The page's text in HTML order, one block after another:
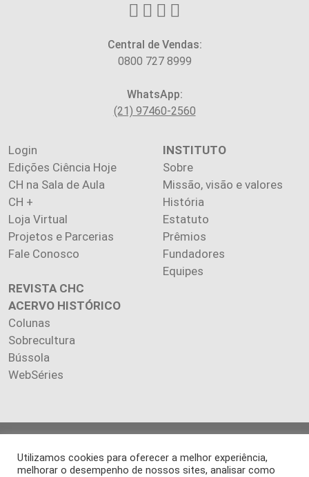
Central de Vendas:
0800 727 8999
WhatsApp:
(21) 97460-2560
Login
Edições Ciência Hoje
CH na Sala de Aula
CH +
Loja Virtual
Projetos e Parcerias
Fale Conosco
INSTITUTO
Sobre
Missão, visão e valores
História
Estatuto
Prêmios
Fundadores
Equipes
REVISTA CHC
ACERVO HISTÓRICO
Colunas
Sobrecultura
Bússola
WebSéries
reservados.
Utilizamos cookies para oferecer a melhor experiência,
melhorar o desempenho de nossos sites, analisar como